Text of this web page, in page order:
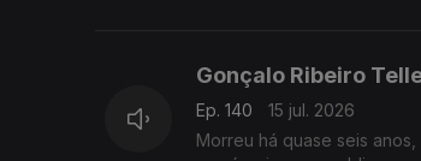
Gonçalo Ribeiro
Ep. 140
15 jul. 2026
Morreu há quase seis